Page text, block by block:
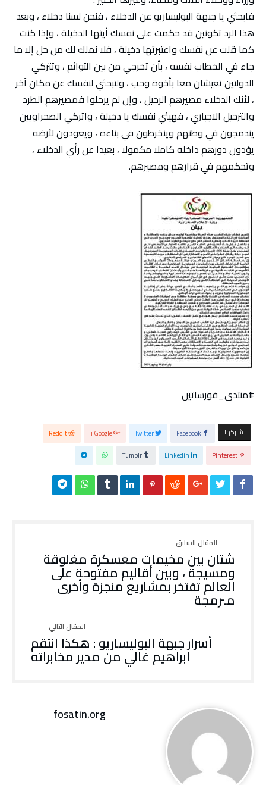
فابحثي يا جبهة البوليساريو عن الدخلاء ، فنحن لسنا دخلاء ، وبعد
هذا الرد تكونين قد حكمت على نفسك أيتها الدخيلة ، وإذا كنت
كما قلت عن نفسك واعتبرتها دخيلة ، فلا نملك لك من حل إلا ما
جاء في الخطاب نفسه ، بأن تخرجي من بين التوائم ، وتتركي
الدولتين تعيشان معا بأخوة وحب ، ولتبحثي لنفسك عن مكان آخر
، لأنك الدخلاء مصيرهم الرحيل ، وإن لم يرحلوا فمصيرهم الطرد
والترحيل الاجباري ، فهيئي نفسك يا دخيلة ، واتركي الصحراويين
يندمجون في وطنهم وينخرطون في بناءه ، ويعودون لأرضه
يؤدون دورهم داخله كاملا مكمولا ، بعيدا عن رأي الدخلاء ،
وتحكمهم في قرارهم ومصيرهم.
#منتدى_فورساتين
‫‫ شاركها‬ Facebook
Twitter
Google+
Reddit
Pinterest
Linkedin
Tumblr
شتان بين مخيمات معسكرة مغلوقة
ومسيجة ، وبين أقاليم مفتوحة على
العالم تفتخر بمشاريع منجزة وأخرى
مبرمجة
أسرار جبهة البوليساريو : هكذا انتقم
ابراهيم غالي من مدير مخابراته
fosatin.org